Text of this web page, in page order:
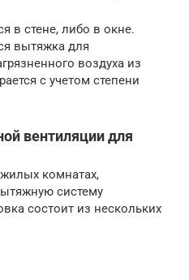
в стене, либо в окне.
вытяжка для
воздуха из
с учетом степени
вентиляции для
комнатах,
систему
состоит из нескольких